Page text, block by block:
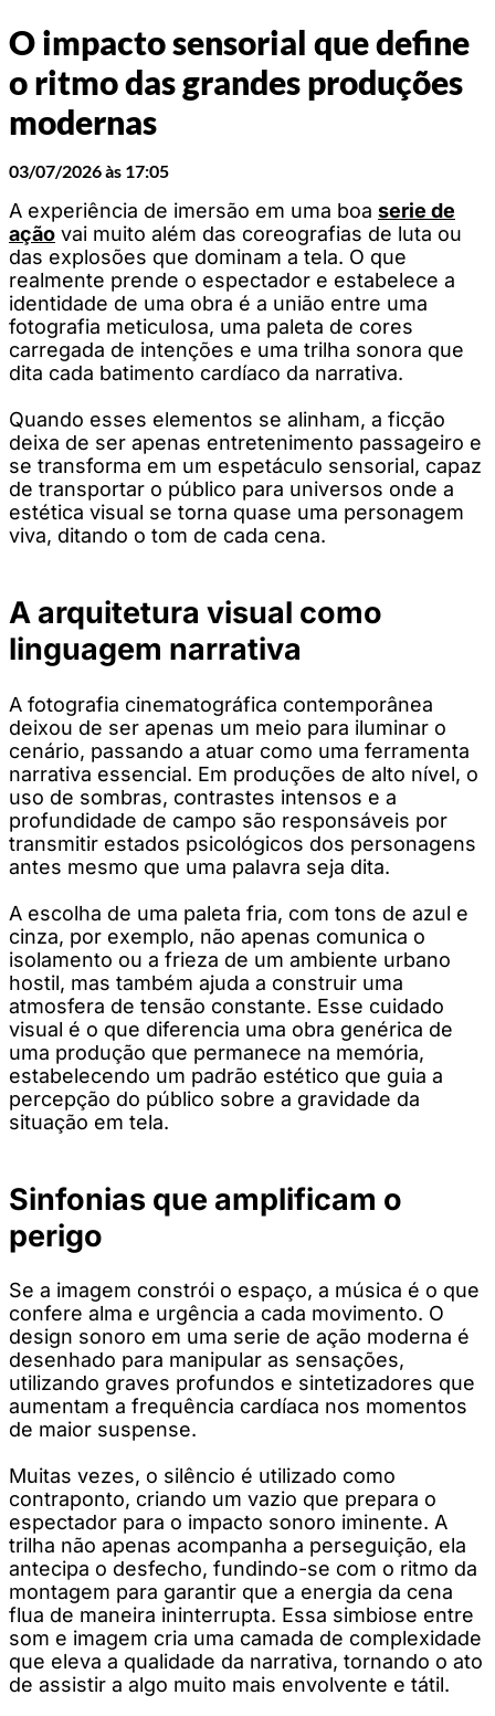
O impacto sensorial que define
o ritmo das grandes produções
modernas
03/07/2026 às 17:05
A experiência de imersão em uma boa serie de
ação vai muito além das coreografias de luta ou
das explosões que dominam a tela. O que
realmente prende o espectador e estabelece a
identidade de uma obra é a união entre uma
fotografia meticulosa, uma paleta de cores
carregada de intenções e uma trilha sonora que
dita cada batimento cardíaco da narrativa.
Quando esses elementos se alinham, a ficção
deixa de ser apenas entretenimento passageiro e
se transforma em um espetáculo sensorial, capaz
de transportar o público para universos onde a
estética visual se torna quase uma personagem
viva, ditando o tom de cada cena.
A arquitetura visual como
linguagem narrativa
A fotografia cinematográfica contemporânea
deixou de ser apenas um meio para iluminar o
cenário, passando a atuar como uma ferramenta
narrativa essencial. Em produções de alto nível, o
uso de sombras, contrastes intensos e a
profundidade de campo são responsáveis por
transmitir estados psicológicos dos personagens
antes mesmo que uma palavra seja dita.
A escolha de uma paleta fria, com tons de azul e
cinza, por exemplo, não apenas comunica o
isolamento ou a frieza de um ambiente urbano
hostil, mas também ajuda a construir uma
atmosfera de tensão constante. Esse cuidado
visual é o que diferencia uma obra genérica de
uma produção que permanece na memória,
estabelecendo um padrão estético que guia a
percepção do público sobre a gravidade da
situação em tela.
Sinfonias que amplificam o
perigo
Se a imagem constrói o espaço, a música é o que
confere alma e urgência a cada movimento. O
design sonoro em uma serie de ação moderna é
desenhado para manipular as sensações,
utilizando graves profundos e sintetizadores que
aumentam a frequência cardíaca nos momentos
de maior suspense.
Muitas vezes, o silêncio é utilizado como
contraponto, criando um vazio que prepara o
espectador para o impacto sonoro iminente. A
trilha não apenas acompanha a perseguição, ela
antecipa o desfecho, fundindo-se com o ritmo da
montagem para garantir que a energia da cena
flua de maneira ininterrupta. Essa simbiose entre
som e imagem cria uma camada de complexidade
que eleva a qualidade da narrativa, tornando o ato
de assistir a algo muito mais envolvente e tátil.